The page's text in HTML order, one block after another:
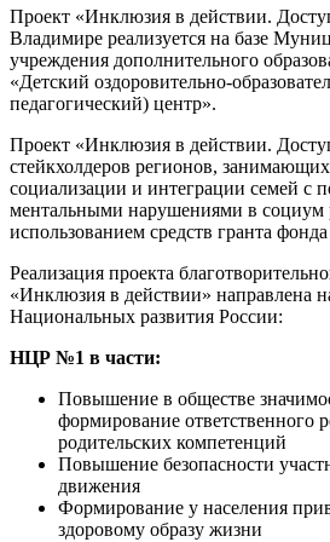
Проект «Инклюзия в действии.
Владимире реализуется на базе
учреждения дополнительного
«Детский оздоровительно-
педагогический) центр».
Проект «Инклюзия в действии.
стейкхолдеров регионов,
социализации и интеграции семей с
ментальными нарушениями в социум
использованием средств гранта
Реализация проекта
«Инклюзия в действии» направлена
Национальных развития России:
НЦР №1 в части:
Повышение в обществе
формирование ответственного
родительских компетенций
Повышение безопасности
движения
Формирование у населения
здоровому образу жизни